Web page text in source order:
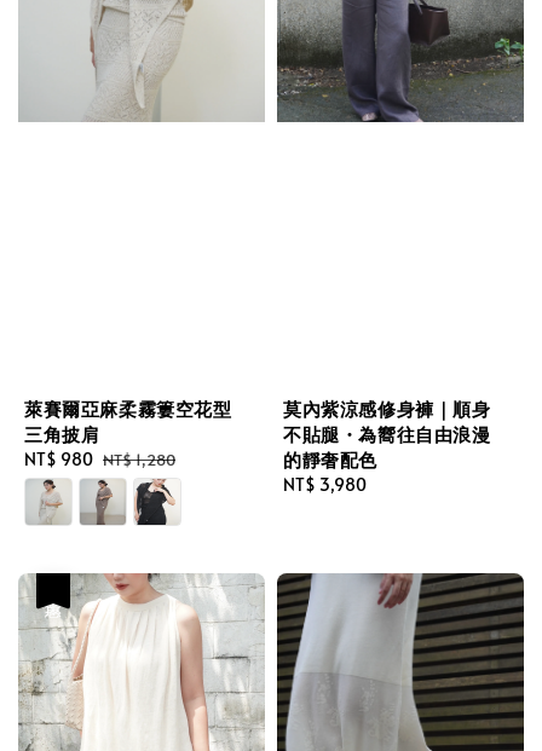
萊賽爾亞麻柔霧簍空花型
三角披肩
Sale
price
NT$ 980 Regular
price
NT$ 1,280
莫內紫涼感修身褲｜順身
不貼腿・為嚮往自由浪漫
的靜奢配色
Regular
NT$ 3,980